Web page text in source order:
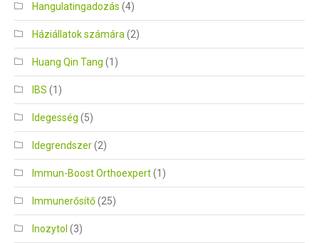
Hangulatingadozás (4)
Háziállatok számára (2)
Huang Qin Tang (1)
IBS (1)
Idegesség (5)
Idegrendszer(2)
Immun-Boost Orthoexpert(1)
Immunerősítő(25)
Inozytol (3)